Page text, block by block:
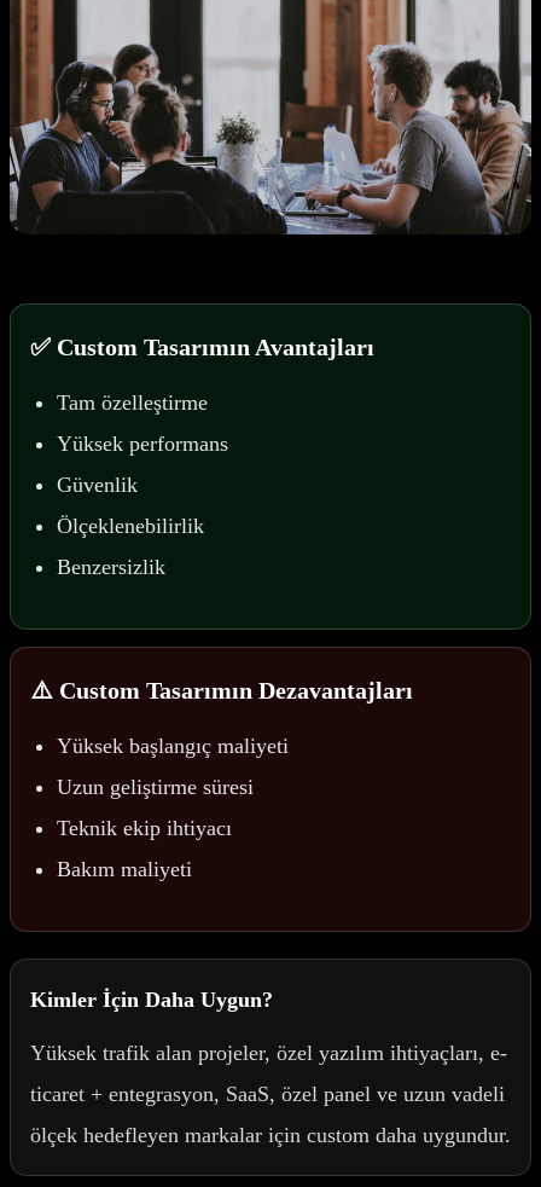
✅ Custom Tasarımın Avantajları
Tam özelleştirme
Yüksek performans
Güvenlik
Ölçeklenebilirlik
Benzersizlik
⚠️ Custom Tasarımın Dezavantajları
Yüksek başlangıç maliyeti
Uzun geliştirme süresi
Teknik ekip ihtiyacı
Bakım maliyeti
Kimler İçin Daha Uygun?
Yüksek trafik alan projeler, özel yazılım ihtiyaçları, e-
ticaret + entegrasyon, SaaS, özel panel ve uzun vadeli
ölçek hedefleyen markalar için custom daha uygundur.